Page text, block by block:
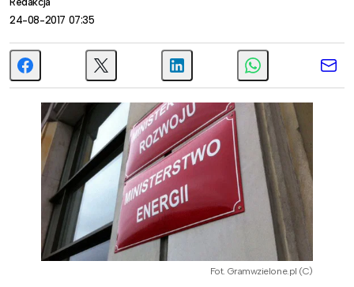
24-08-2017 07:35
Fot. Gramwzielone.pl (C)